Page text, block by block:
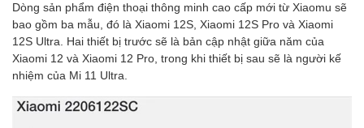
Dòng sản phẩm điện thoại thông minh cao cấp mới từ Xiaomu sẽ
bao gồm ba mẫu, đó là Xiaomi 12S, Xiaomi 12S Pro và Xiaomi
12S Ultra. Hai thiết bị trước sẽ là bản cập nhật giữa năm của
Xiaomi 12 và Xiaomi 12 Pro, trong khi thiết bị sau sẽ là người kế
nhiệm của Mi 11 Ultra.